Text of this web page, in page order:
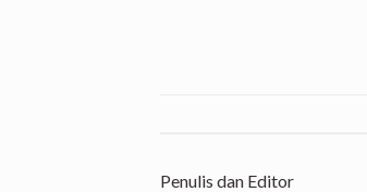
Penulis dan Editor